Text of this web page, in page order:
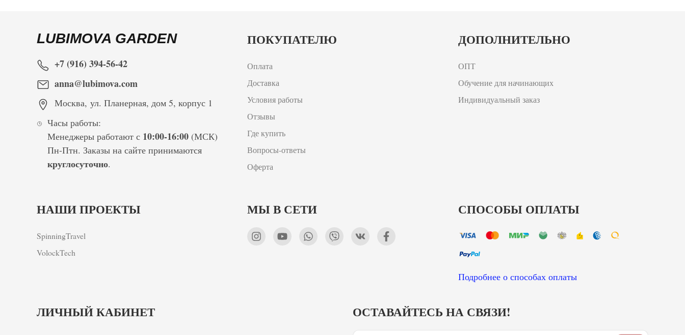
LUBIMOVA GARDEN
+7 (916) 394-56-42
anna@lubimova.com
Москва, ул. Планерная, дом 5, корпус 1
Часы работы:
Менеджеры работают с 10:00-16:00 (МСК)
Пн-Птн. Заказы на сайте принимаются
круглосуточно.
ПОКУПАТЕЛЮ
Оплата
Доставка
Условия работы
Отзывы
Где купить
Вопросы-ответы
Оферта
ДОПОЛНИТЕЛЬНО
ОПТ
Обучение для начинающих
Индивидуальный заказ
НАШИ ПРОЕКТЫ
SpinningTravel
VolockTech
МЫ В СЕТИ СПОСОБЫ ОПЛАТЫ
Подробнее о способах оплаты
ЛИЧНЫЙ КАБИНЕТ ОСТАВАЙТЕСЬ НА СВЯЗИ!